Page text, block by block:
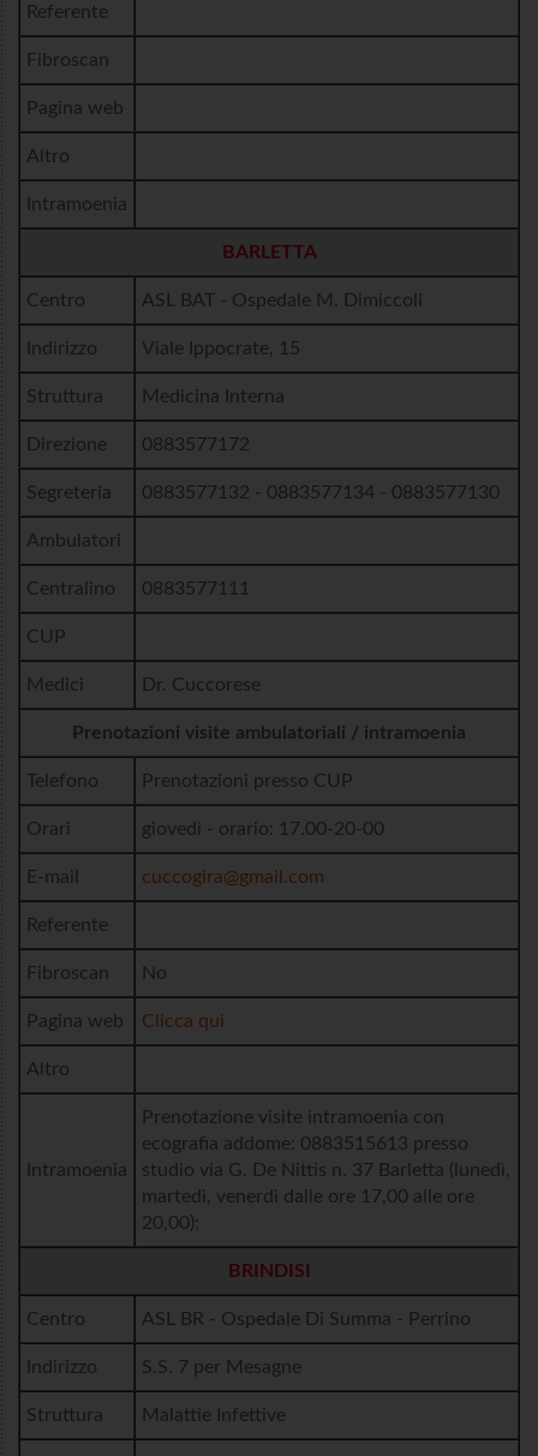
Referente
Fibroscan
Pagina web
Altro
Intramoenia
BARLETTA
Centro ASL BAT - Ospedale M. Dimiccoli
Indirizzo Viale Ippocrate, 15
Struttura Medicina Interna
Direzione 0883577172
Segreteria 0883577132 - 0883577134 - 0883577130
Ambulatori
Centralino 0883577111
CUP
Medici Dr. Cuccorese
Prenotazioni visite ambulatoriali / intramoenia
Telefono Prenotazioni presso CUP
Orari giovedì - orario: 17.00-20-00
E-mail cuccogira@gmail.com
Referente
Fibroscan No
Pagina web Clicca qui
Altro
Intramoenia
Prenotazione visite intramoenia con
ecografia addome: 0883515613 presso
studio via G. De Nittis n. 37 Barletta (lunedì,
martedì, venerdì dalle ore 17,00 alle ore
20,00);
BRINDISI
Centro ASL BR - Ospedale Di Summa - Perrino
Indirizzo S.S. 7 per Mesagne
Struttura Malattie Infettive